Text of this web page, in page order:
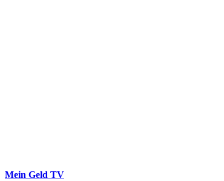
Mein Geld TV